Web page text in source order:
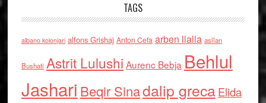
TAGS
albano kolonjari alfons Grishaj Anton Cefa arben llalla asllan
Bushati Astrit Lulushi Aurenc Bebja Behlul
Jashari Beqir Sinadalip grecaElida